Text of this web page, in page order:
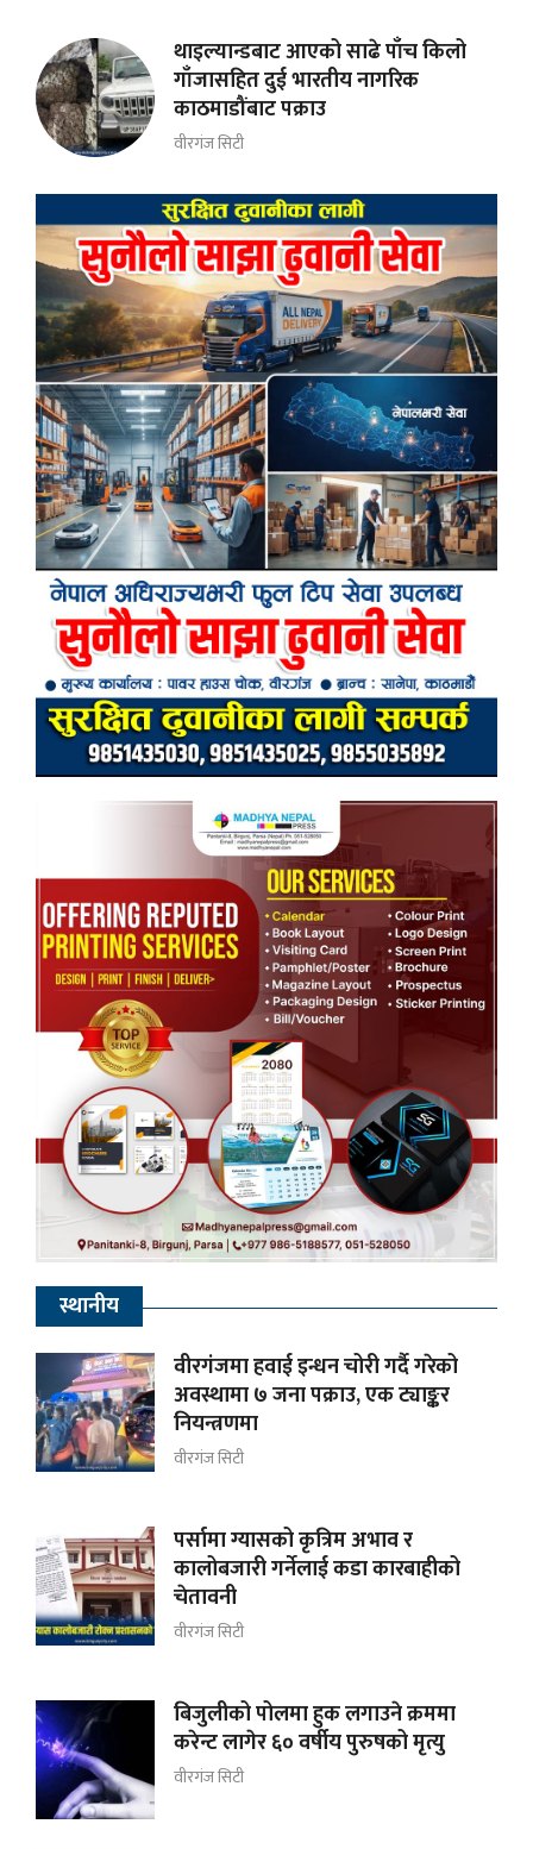
थाइल्यान्डबाट आएको साढे पाँच किलो
गाँजासहित दुई भारतीय नागरिक
काठमाडौंबाट पक्राउ
वीरगंज सिटी
स्थानीय
वीरगंजमा हवाई इन्धन चोरी गर्दै गरेको
अवस्थामा ७ जना पक्राउ, एक ट्याङ्कर
नियन्त्रणमा
वीरगंज सिटी
पर्सामा ग्यासको कृत्रिम अभाव र
कालोबजारी गर्नेलाई कडा कारबाहीको
चेतावनी
वीरगंज सिटी
बिजुलीको पोलमा हुक लगाउने क्रममा
करेन्ट लागेर ६० वर्षीय पुरुषको मृत्यु
वीरगंज सिटी